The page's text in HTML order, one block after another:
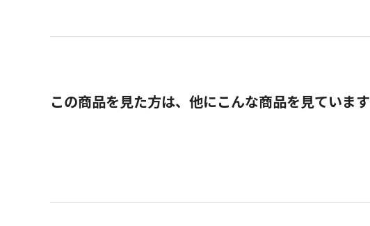
この商品を見た方は、他にこんな商品を見ています